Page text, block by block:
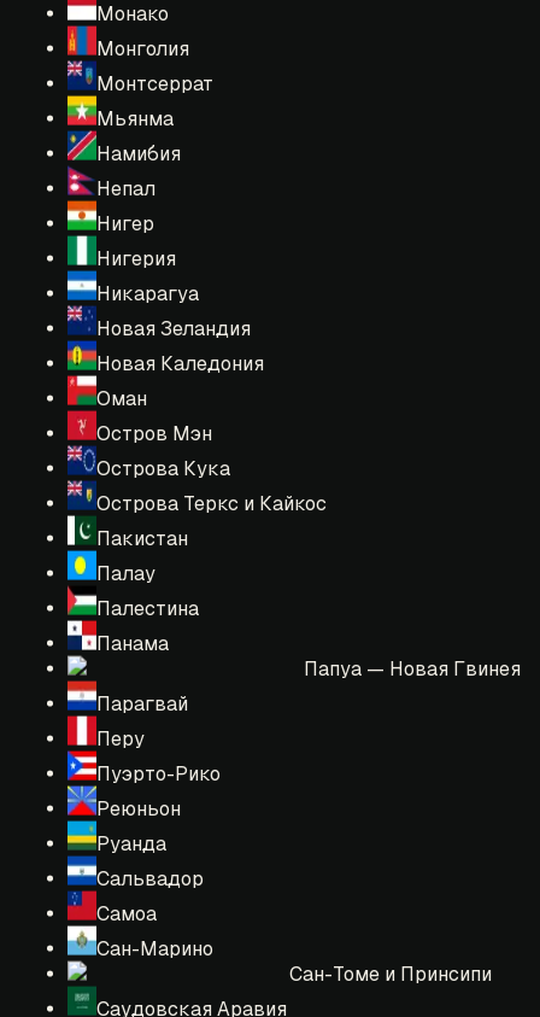
Монако
Монголия
Монтсеррат
Мьянма
Намибия
Непал
Нигер
Нигерия
Никарагуа
Новая Зеландия
Новая Каледония
Оман
Остров Мэн
Острова Кука
Острова Теркс и Кайкос
Пакистан
Палау
Палестина
Панама
Папуа — Новая Гвинея
Парагвай
Перу
Пуэрто-Рико
Реюньон
Руанда
Сальвадор
Самоа
Сан-Марино
Сан-Томе и Принсипи
Саудовская Аравия